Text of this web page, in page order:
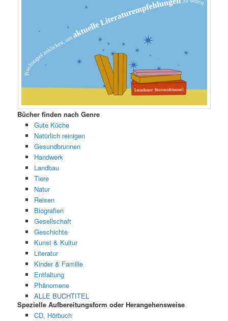
Bücher finden nach Genre
Gute Küche
Natürlich reinigen
Gesundbrunnen
Handwerk
Landbau
Tiere
Natur
Reisen
Biografien
Gesellschaft
Geschichte
Kunst & Kultur
Literatur
Kinder & Familie
Entfaltung
Phänomene
ALLE BUCHTITEL
Spezielle Aufbereitungsform oder Herangehensweise
CD, Hörbuch